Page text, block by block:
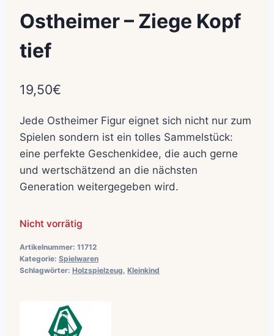
Ostheimer – Ziege Kopf
tief
19,50€
Jede Ostheimer Figur eignet sich nicht nur zum
Spielen sondern ist ein tolles Sammelstück:
eine perfekte Geschenkidee, die auch gerne
und wertschätzend an die nächsten
Generation weitergegeben wird.
Nicht vorrätig
Artikelnummer: 11712
Kategorie: Spielwaren
Schlagwörter: Holzspielzeug Kleinkind